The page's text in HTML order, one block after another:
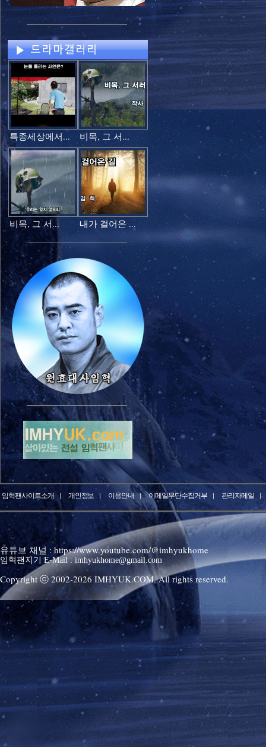
특종세상에서... 비목, 그 서...
비목, 그 서... 내가 걸어온 ...
임혁팬사이트소개 개인정보 이용안내 이메일무단수집거부 관리자메일
유튜브 채널 : https://www.youtube.com/@imhyukhome
임혁팬지기 E-Mail : imhyukhome@gmail.com
Copyright ⓒ 2002-2026 IMHYUK.COM,All rights reserved.